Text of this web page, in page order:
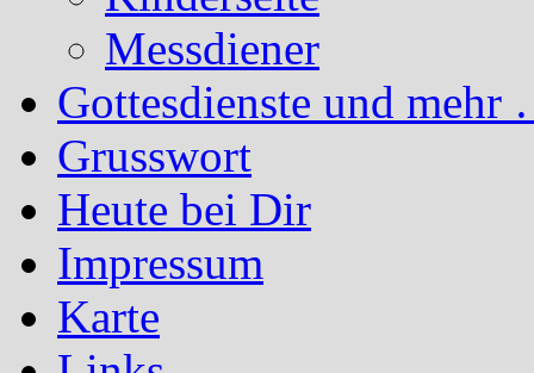
Messdiener
Gottesdienste und mehr
Grusswort
Heute bei Dir
Impressum
Karte